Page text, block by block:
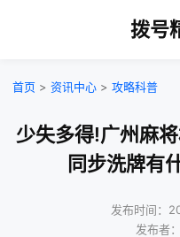
拨号
首页 > 资讯中心 > 攻略科普
少失多得!广州麻
同步洗牌有
发布时间：
发布者